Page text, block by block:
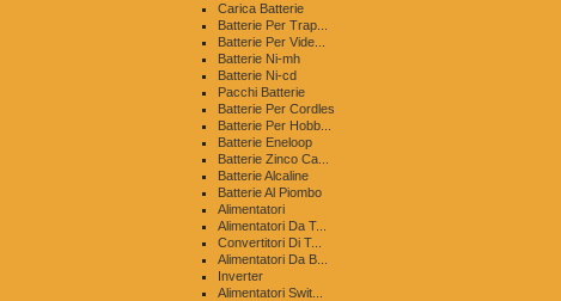
Carica Batterie
Batterie Per Trap...
Batterie Per Vide...
Batterie Ni-mh
Batterie Ni-cd
Pacchi Batterie
Batterie Per Cordles
Batterie Per Hobb...
Batterie Eneloop
Batterie Zinco Ca...
Batterie Alcaline
Batterie Al Piombo
Alimentatori
Alimentatori Da T...
Convertitori Di T...
Alimentatori Da B...
Inverter
Alimentatori Swit...